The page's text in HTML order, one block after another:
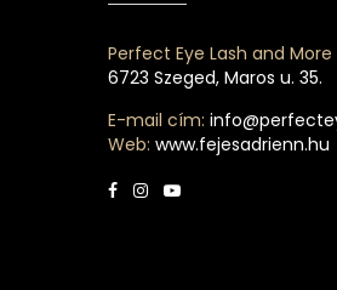
Perfect Eye Lash and More
6723 Szeged, Maros u. 35.
E-mail cím:
Web: www.fejesadrienn.hu